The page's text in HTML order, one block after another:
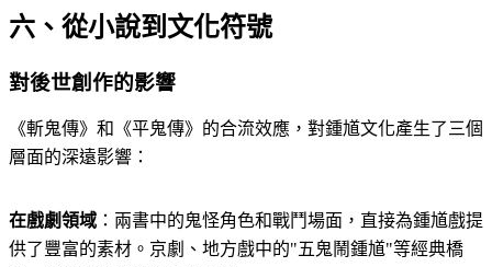
六、從小說到文化符號
對後世創作的影響
《斬鬼傳》和《平鬼傳》的合流效應，對鍾馗文化產生了三個
層面的深遠影響：
在戲劇領域 ：兩書中的鬼怪角色和戰鬥場面，直接為鍾馗戲提
供了豐富的素材。京劇、地方戲中的"五鬼鬧鍾馗"等經典橋